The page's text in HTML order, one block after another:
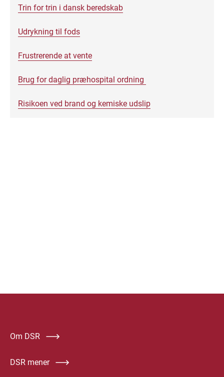
Trin for trin i dansk beredskab
Udrykning til fods
Frustrerende at vente
Brug for daglig præhospital ordning
Risikoen ved brand og kemiske udslip
Om DSR
DSR mener